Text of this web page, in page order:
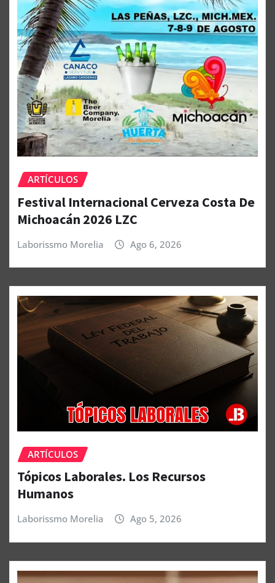
ARTÍCULOS
Festival Internacional Cerveza Costa De
Michoacán 2026 LZC
Laborissmo Morelia Ago 6, 2026
ARTÍCULOS
Tópicos Laborales. Los Recursos
Humanos
Laborissmo Morelia Ago 5, 2026